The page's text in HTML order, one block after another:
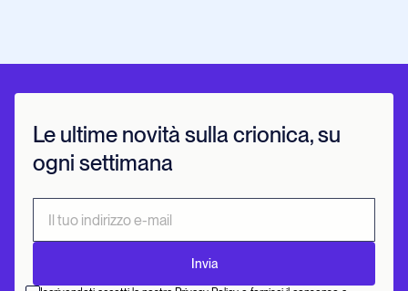
Le ultime novità sulla crionica, su
ogni settimana